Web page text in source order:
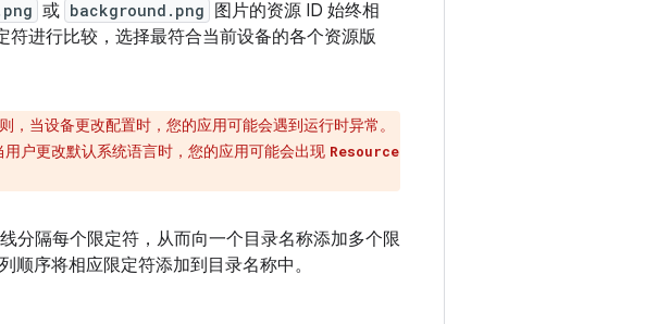
或 background.png
图片的资源 ID 始终相
进行比较，选择最符合当前设备的各个资源版
，当设备更改配置时，您的应用可能会遇到运行时异常。
用户更改默认系统语言时，您的应用可能会出现 Resource
分隔每个限定符，从而向一个目录名称添加多个限
序将相应限定符添加到目录名称中。